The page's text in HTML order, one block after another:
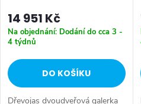
14 951 Kč
Na objednání: Dodání do cca 3 -
4 týdnů
DO KOŠÍKU
Dřevojas dvoudveřová galerka